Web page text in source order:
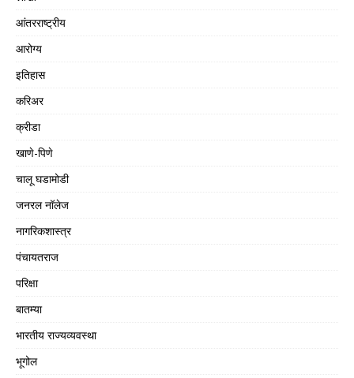
आंतरराष्ट्रीय
आरोग्य
इतिहास
करिअर
क्रीडा
खाणे-पिणे
चालू घडामोडी
जनरल नॉलेज
नागरिकशास्त्र
पंचायतराज
परिक्षा
बातम्या
भारतीय राज्यव्यवस्था
भूगोल